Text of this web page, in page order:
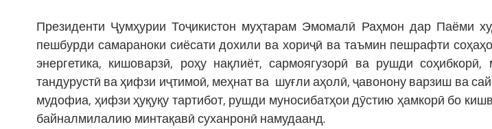
Президенти Ҷумҳурии Тоҷикистон муҳтарам Эмомалӣ Раҳмон дар Паёми
пешбурди самараноки сиёсати дохили ва хориҷӣ ва таъмин пешрафти
энергетика, кишоварзӣ, роҳу нақлиёт, сармоягузорӣ ва рушди
тандурустӣ ва ҳифзи иҷтимоӣ, меҳнат ва шуғли аҳолӣ, ҷавонону варзиш ва
мудофиа, ҳифзи ҳуқуқу тартибот, рушди муносибатҳои дӯстию ҳамкорӣ бо
байналмилалию минтақавӣ суханронӣ намудаанд.